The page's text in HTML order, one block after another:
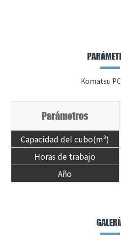
Komatsu
Parámetros
Capacidad del cubo(m³)
Horas de trabajo
Año